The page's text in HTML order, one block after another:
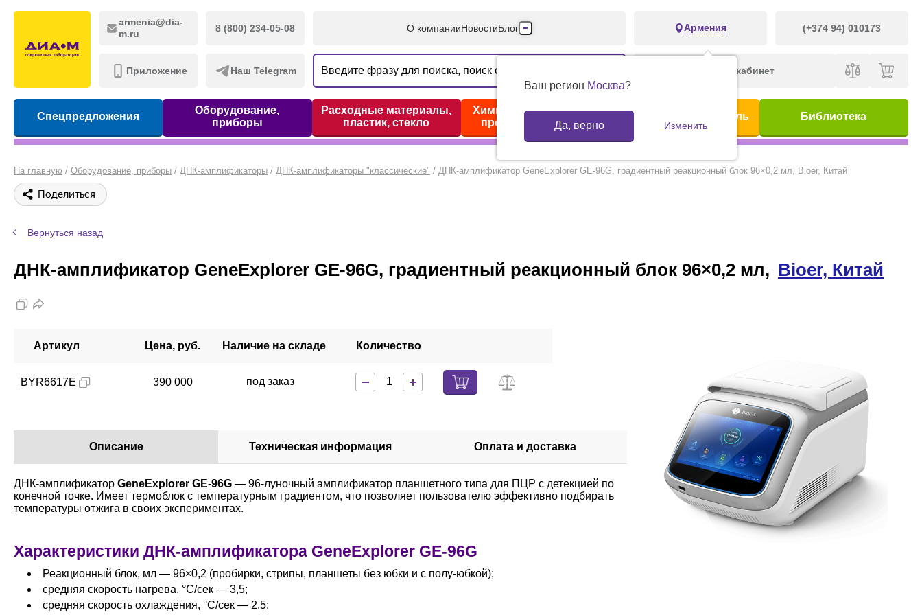
armenia@dia-
m.ru
8 (800) 234-05-08
Приложение Наш Telegram
О компанииНовостиБлог
Производители
Партнеры
Контакты
Армения (+374 94) 010173
Ваш регион Москва?
Да, верно Изменить
Личный кабинет
Спецпредложения
Оборудование,
приборы
Расходные материалы,
пластик, стекло
Химические реактивы,
препараты, наборы
Предметный указатель Библиотека
На главную / Оборудование, приборы / ДНК-амплификаторы / ДНК-амплификаторы "классические" / ДНК-амплификатор GeneExplorer GE-96G, градиентный реакционный блок 96×0,2 мл, Bioer, Китай
Поделиться
Вернуться назад
ДНК-амплификатор GeneExplorer GE-96G, градиентный реакционный блок 96×0,2 мл, Bioer, Китай
Артикул Цена, руб. Наличие на складе Количество
BYR6617E 390 000 под заказ
Описание Техническая информация Оплата и доставка
ДНК-амплификатор GeneExplorer GE-96G — 96-луночный амплификатор планшетного типа для ПЦР с детекцией по
конечной точке. Имеет термоблок с температурным градиентом, что позволяет пользователю эффективно подбирать
температуры отжига в своих экспериментах.
Характеристики ДНК-амплификатора GeneExplorer GE-96G
Реакционный блок, мл — 96×0,2 (пробирки, стрипы, планшеты без юбки и с полу-юбкой);
средняя скорость нагрева, °С/сек — 3,5;
средняя скорость охлаждения, °С/сек — 2,5;